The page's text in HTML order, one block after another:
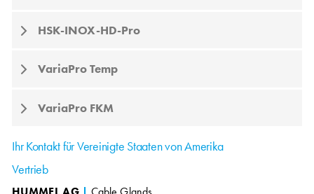
HSK-INOX-HD-Pro
VariaPro Temp
VariaPro FKM
Ihr Kontakt für Vereinigte Staaten von Amerika
Vertrieb